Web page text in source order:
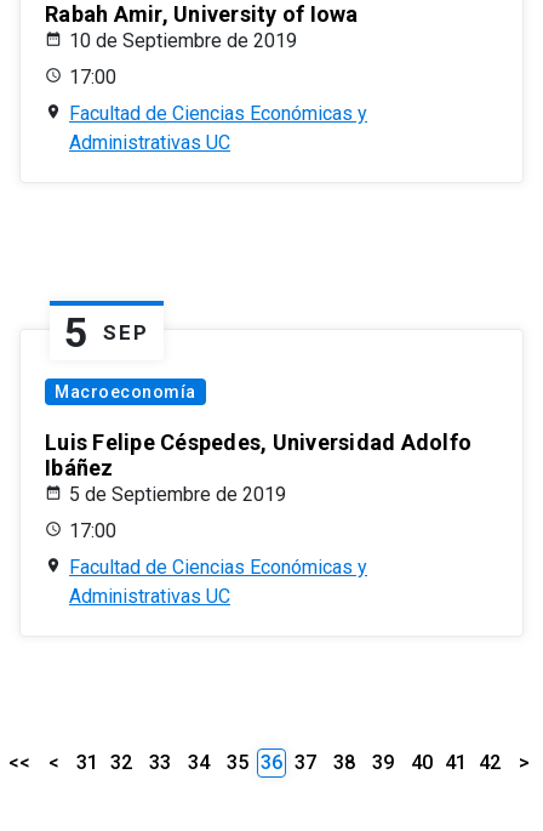
Rabah Amir, University of Iowa
10 de Septiembre de 2019
17:00
Facultad de Ciencias Económicas y
Administrativas UC
5 SEP
Macroeconomía
Luis Felipe Céspedes, Universidad Adolfo
Ibáñez
5 de Septiembre de 2019
17:00
Facultad de Ciencias Económicas y
Administrativas UC
<< < 31 32 33 34 35 36 37 38 39 40 41 42 >